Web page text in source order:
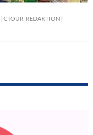
CTOUR-REDAKTION